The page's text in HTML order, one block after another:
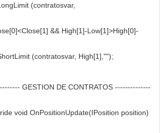
(contratosvar,
&& High[1]-Low[1]>High[0]-
(contratosvar, High[1],"");
DE CONTRATOS --------------
void OnPositionUpdate(IPosition position)